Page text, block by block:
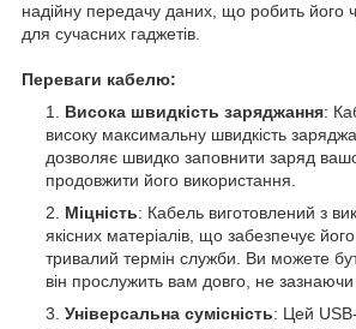
надійну передачу даних, що робить його
для сучасних гаджетів.
Переваги кабелю:
Висока швидкість заряджання:
високу максимальну швидкість
дозволяє швидко заповнити заряд
продовжити його використання.
Міцність: Кабель виготовлений з
якісних матеріалів, що забезпечує його
тривалий термін служби. Ви можете
він прослужить вам довго, не зазнаючи
Універсальна сумісність: Цей